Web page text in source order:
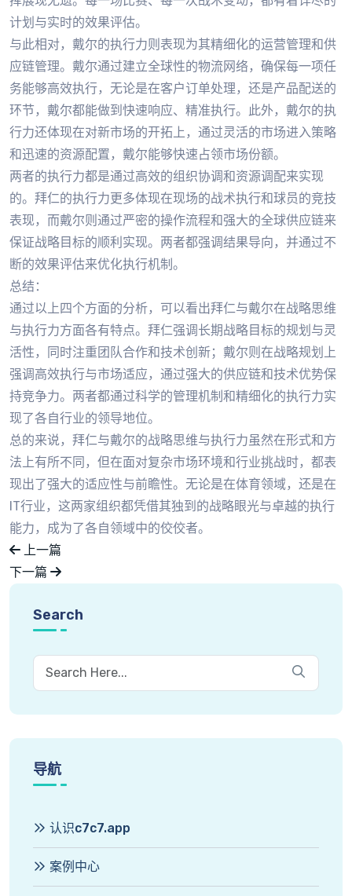
计划与实时的效果评估。
与此相对，戴尔的执行力则表现为其精细化的运营管理和供
应链管理。戴尔通过建立全球性的物流网络，确保每一项任
务能够高效执行，无论是在客户订单处理，还是产品配送的
环节，戴尔都能做到快速响应、精准执行。此外，戴尔的执
行力还体现在对新市场的开拓上，通过灵活的市场进入策略
和迅速的资源配置，戴尔能够快速占领市场份额。
两者的执行力都是通过高效的组织协调和资源调配来实现
的。拜仁的执行力更多体现在现场的战术执行和球员的竞技
表现，而戴尔则通过严密的操作流程和强大的全球供应链来
保证战略目标的顺利实现。两者都强调结果导向，并通过不
断的效果评估来优化执行机制。
总结：
通过以上四个方面的分析，可以看出拜仁与戴尔在战略思维
与执行力方面各有特点。拜仁强调长期战略目标的规划与灵
活性，同时注重团队合作和技术创新；戴尔则在战略规划上
强调高效执行与市场适应，通过强大的供应链和技术优势保
持竞争力。两者都通过科学的管理机制和精细化的执行力实
现了各自行业的领导地位。
总的来说，拜仁与戴尔的战略思维与执行力虽然在形式和方
法上有所不同，但在面对复杂市场环境和行业挑战时，都表
现出了强大的适应性与前瞻性。无论是在体育领域，还是在
IT行业，这两家组织都凭借其独到的战略眼光与卓越的执行
能力，成为了各自领域中的佼佼者。
上一篇
下一篇
Search
导航
认识c7c7.app
案例中心